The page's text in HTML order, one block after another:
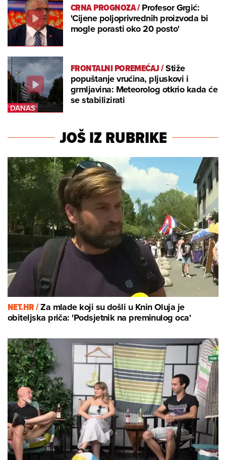
CRNA PROGNOZA/Profesor Grgić:
'Cijene poljoprivrednih proizvoda bi
mogle porasti oko 20 posto'
FRONTALNI POREMEĆAJ/Stiže
popuštanje vrućina, pljuskovi i
grmljavina: Meteorolog otkrio kada će
se stabilizirati
JOŠ IZ RUBRIKE
NET.HR /Za mlade koji su došli u Knin Oluja je
obiteljska priča: 'Podsjetnik na preminulog oca'